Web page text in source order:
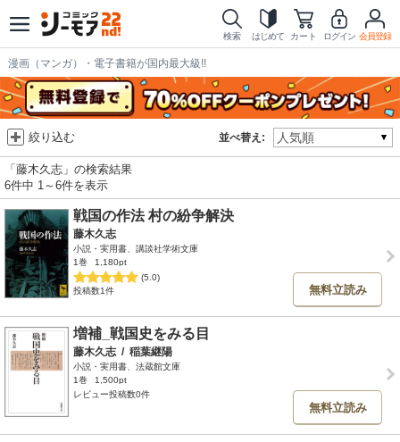
検索 はじめて カート ログイン 会員登録
漫画（マンガ）・電子書籍が国内最大級!!
並べ替え:
絞り込む
「藤木久志」の検索結果
6件中 1～6件を表示
戦国の作法 村の紛争解決
藤木久志
小説・実用書、講談社学術文庫
1巻
1,180pt
(5.0)
投稿数1件
無料立読み
増補_戦国史をみる目
藤木久志 / 稲葉継陽
小説・実用書、法蔵館文庫
1巻
1,500pt
レビュー投稿数0件
無料立読み